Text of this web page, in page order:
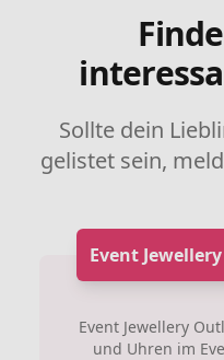
Sollte dein
gelistet sein,
Event
Event Jewellery
und Uhren im